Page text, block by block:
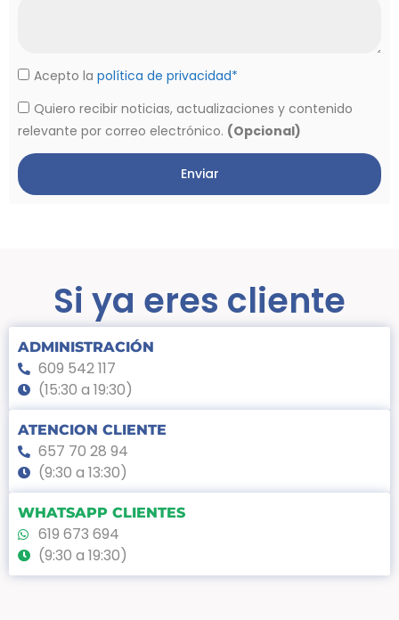
Acepto la política de privacidad*
Quiero recibir noticias, actualizaciones y contenido
relevante por correo electrónico. (Opcional)
Enviar
Si ya eres cliente
ADMINISTRACIÓN
609 542 117
(15:30 a 19:30)
ATENCION CLIENTE
657 70 28 94
(9:30 a 13:30)
WHATSAPP CLIENTES
619 673 694
(9:30 a 19:30)